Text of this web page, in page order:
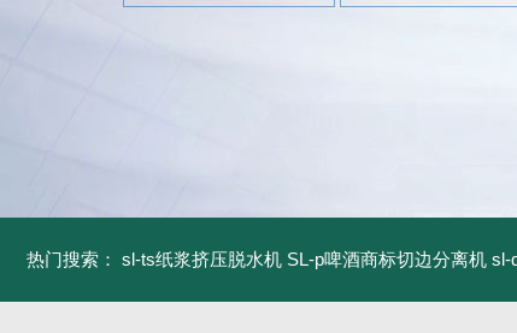
热门搜索： sl-ts纸浆挤压脱水机 SL-p啤酒商标切边分离机 sl-